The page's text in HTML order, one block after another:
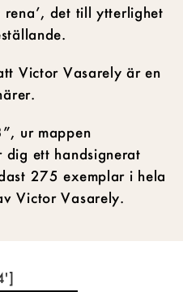
rena’, det till ytterlighet
Victor Vasarely är en
ur mappen
dig ett handsignerat
275 exemplar i hela
Victor Vasarely.